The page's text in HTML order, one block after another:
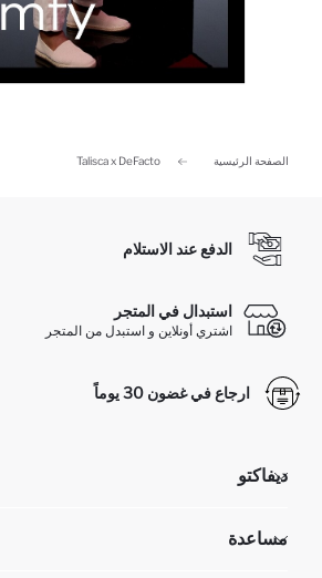
الصفحة الرئيسية Talisca x DeFacto
الدفع عند الاستلام
استبدال في المتجر
اشتري أونلاين و استبدل من المتجر
ارجاع في غضون 30 يوماً
ديفاكتو
تعرف علينا
مساعدة